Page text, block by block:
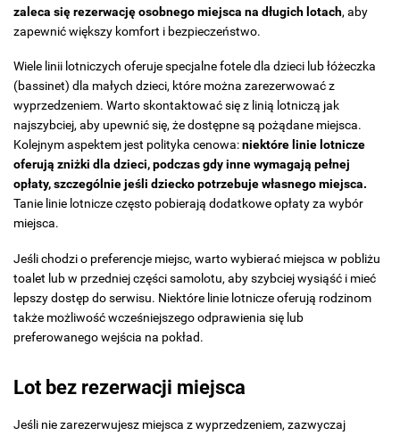
zaleca się rezerwację osobnego miejsca na długich lotach, aby
zapewnić większy komfort i bezpieczeństwo.
Wiele linii lotniczych oferuje specjalne fotele dla dzieci lub łóżeczka
(bassinet) dla małych dzieci, które można zarezerwować z
wyprzedzeniem. Warto skontaktować się z linią lotniczą jak
najszybciej, aby upewnić się, że dostępne są pożądane miejsca.
Kolejnym aspektem jest polityka cenowa:niektóre linie lotnicze
oferują zniżki dla dzieci, podczas gdy inne wymagają pełnej
opłaty, szczególnie jeśli dziecko potrzebuje własnego miejsca.
Tanie linie lotnicze często pobierają dodatkowe opłaty za wybór
miejsca.
Jeśli chodzi o preferencje miejsc, warto wybierać miejsca w pobliżu
toalet lub w przedniej części samolotu, aby szybciej wysiąść i mieć
lepszy dostęp do serwisu. Niektóre linie lotnicze oferują rodzinom
także możliwość wcześniejszego odprawienia się lub
preferowanego wejścia na pokład.
Lot bez rezerwacji miejsca
Jeśli nie zarezerwujesz miejsca z wyprzedzeniem, zazwyczaj